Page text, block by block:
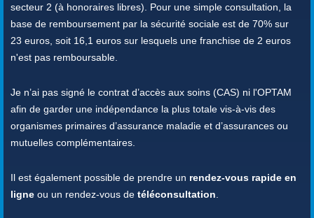
secteur 2 (à honoraires libres). Pour une simple consultation, la
base de remboursement par la sécurité sociale est de 70% sur
23 euros, soit 16,1 euros sur lesquels une franchise de 2 euros
n'est pas remboursable.
Je n’ai pas signé le contrat d’accès aux soins (CAS) ni l'OPTAM
afin de garder une indépendance la plus totale vis-à-vis des
organismes primaires d’assurance maladie et d’assurances ou
mutuelles complémentaires.
Il est également possible de prendre un rendez-vous rapide en
ligne ou un rendez-vous de téléconsultation